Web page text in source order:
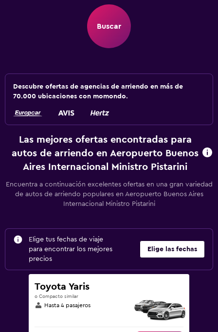
Buscar
Descubre ofertas de agencias de arriendo en más de
70.000 ubicaciones con momondo.
Las mejores ofertas encontradas para
autos de arriendo en Aeropuerto Buenos
Aires Internacional Ministro Pistarini
Encuentra a continuación excelentes ofertas en una gran variedad
de autos de arriendo populares en Aeropuerto Buenos Aires
Internacional Ministro Pistarini
Elige tus fechas de viaje
para encontrar los mejores
precios
Elige las fechas
Toyota Yaris
o Compacto similar
Hasta 4 pasajeros